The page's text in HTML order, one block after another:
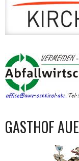
GASTHOF AUE